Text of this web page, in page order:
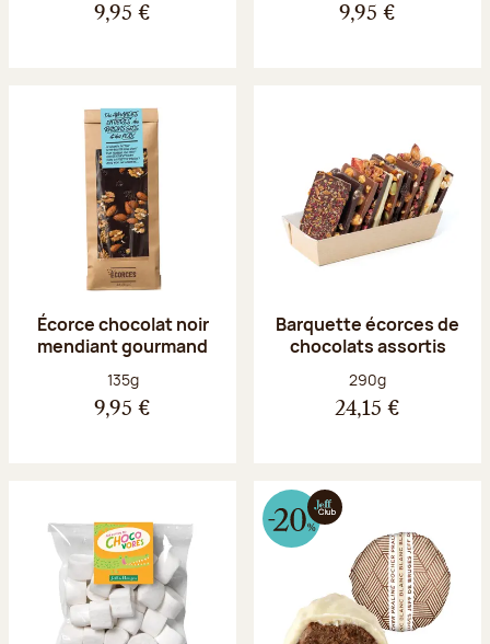
9,95 € 9,95 €
Écorce chocolat noir
mendiant gourmand
Poids net :
135g
9,95 €
Barquette écorces de
chocolats assortis
Poids net :
290g
24,15 €